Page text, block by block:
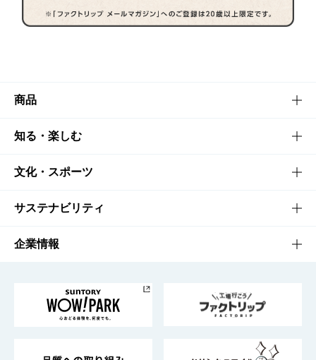
商品
商品TOP
商品一覧
商品発売情報
栄養成分一覧
知る・楽しむ
知る・楽しむTOP
キャンペーン
工場見学
地域情報
文化・スポーツ
文化・スポーツTOP
サントリーホール
サントリーサンバーズ大阪
サステナビリティ
サステナビリティTOP
サントリーが考えるサステナビリティ経営
企業情報
企業概要